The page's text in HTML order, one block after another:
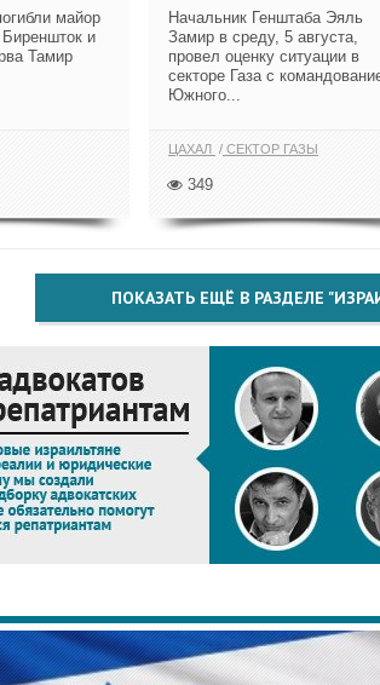
майор
и
Тамир
Начальник Генштаба Эяль
Замир в среду, 5 августа,
провел оценку ситуации в
секторе Газа с
Южного...
ЦАХАЛ СЕКТОР ГАЗЫ
349
ПОКАЗАТЬ ЕЩЁ В РАЗДЕЛЕ